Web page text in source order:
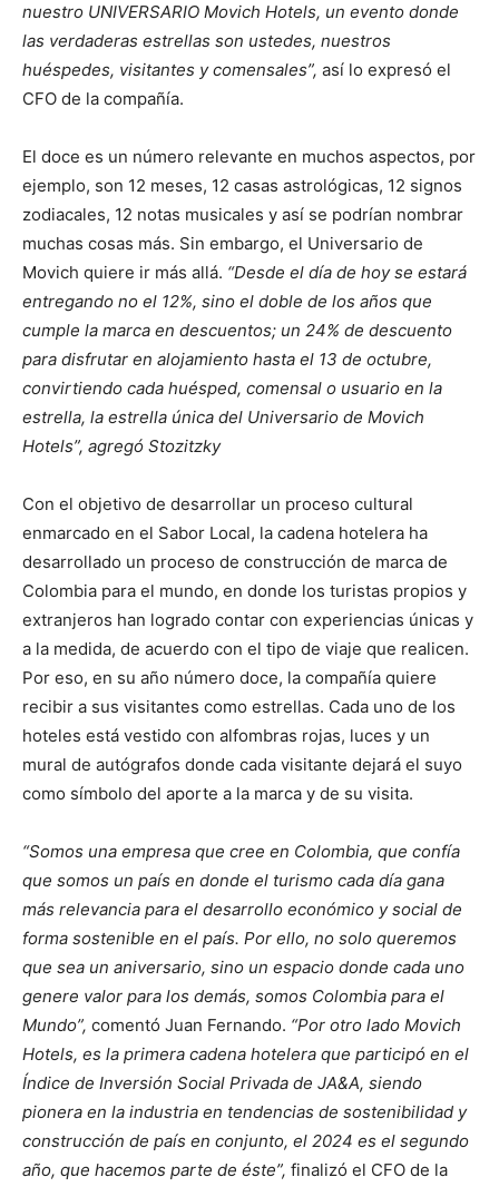
nuestro UNIVERSARIO Movich Hotels, un evento donde
las verdaderas estrellas son ustedes, nuestros
huéspedes, visitantes y comensales”, así lo expresó el
CFO de la compañía.
El doce es un número relevante en muchos aspectos, por
ejemplo, son 12 meses, 12 casas astrológicas, 12 signos
zodiacales, 12 notas musicales y así se podrían nombrar
muchas cosas más. Sin embargo, el Universario de
Movich quiere ir más allá. “Desde el día de hoy se estará
entregando no el 12%, sino el doble de los años que
cumple la marca en descuentos; un 24% de descuento
para disfrutar en alojamiento hasta el 13 de octubre,
convirtiendo cada huésped, comensal o usuario en la
estrella, la estrella única del Universario de Movich
Hotels”, agregó Stozitzky
Con el objetivo de desarrollar un proceso cultural
enmarcado en el Sabor Local, la cadena hotelera ha
desarrollado un proceso de construcción de marca de
Colombia para el mundo, en donde los turistas propios y
extranjeros han logrado contar con experiencias únicas y
a la medida, de acuerdo con el tipo de viaje que realicen.
Por eso, en su año número doce, la compañía quiere
recibir a sus visitantes como estrellas. Cada uno de los
hoteles está vestido con alfombras rojas, luces y un
mural de autógrafos donde cada visitante dejará el suyo
como símbolo del aporte a la marca y de su visita.
“Somos una empresa que cree en Colombia, que confía
que somos un país en donde el turismo cada día gana
más relevancia para el desarrollo económico y social de
forma sostenible en el país. Por ello, no solo queremos
que sea un aniversario, sino un espacio donde cada uno
genere valor para los demás, somos Colombia para el
Mundo”, comentó Juan Fernando. “Por otro lado Movich
Hotels, es la primera cadena hotelera que participó en el
Índice de Inversión Social Privada de JA&A, siendo
pionera en la industria en tendencias de sostenibilidad y
construcción de país en conjunto, el 2024 es el segundo
año, que hacemos parte de éste”, finalizó el CFO de la